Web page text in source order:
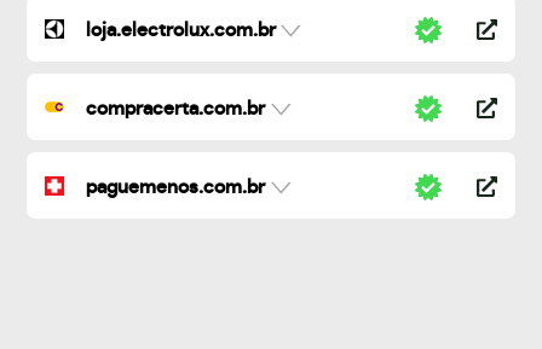
loja.electrolux.com.br
compracerta.com.br
paguemenos.com.br